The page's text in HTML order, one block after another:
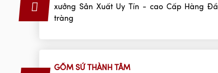
xưởng Sản Xuất Uy Tín - cao Cấp Hàng
tràng
GỐM SỨ THÀNH TÂM